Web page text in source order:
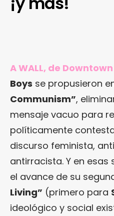
A WALL, de
Boys se propusieron
Communism”,
mensaje vacuo para
políticamente
discurso feminista,
antirracista. Y en esas
el avance de su
Living” (primero para
ideológico y social